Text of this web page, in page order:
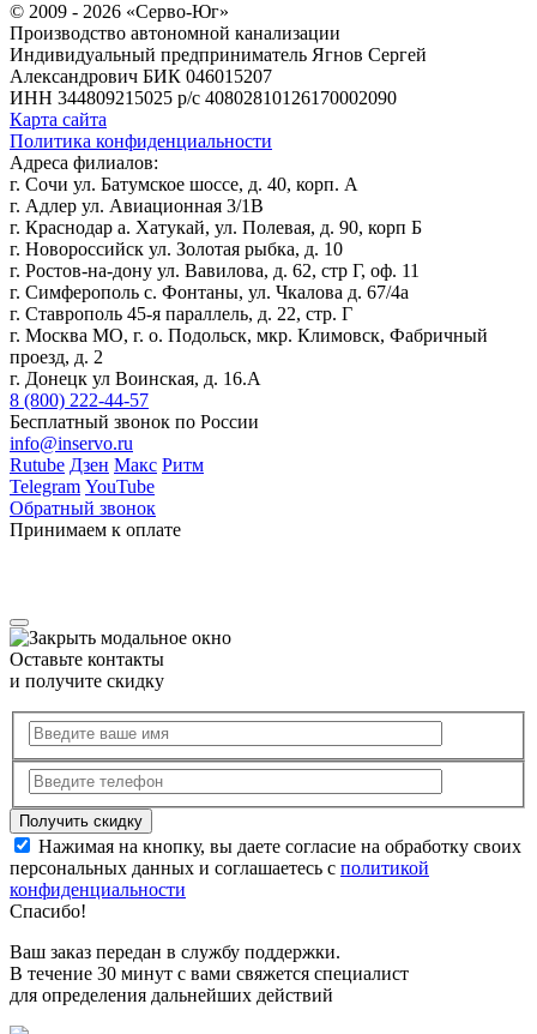
© 2009 - 2026 «Серво-Юг»
Производство автономной канализации
Индивидуальный предприниматель Ягнов Сергей
Александрович БИК 046015207
ИНН 344809215025 р/с 40802810126170002090
Карта сайта
Политика конфиденциальности
Адреса филиалов:
г. Сочи ул. Батумское шоссе, д. 40, корп. А
г. Адлер ул. Авиационная 3/1В
г. Краснодар а. Хатукай, ул. Полевая, д. 90, корп Б
г. Новороссийск ул. Золотая рыбка, д. 10
г. Ростов-на-дону ул. Вавилова, д. 62, стр Г, оф. 11
г. Симферополь с. Фонтаны, ул. Чкалова д. 67/4а
г. Ставрополь 45-я параллель, д. 22, стр. Г
г. Москва МО, г. о. Подольск, мкр. Климовск, Фабричный
проезд, д. 2
г. Донецк ул Воинская, д. 16.А
8 (800) 222-44-57
Бесплатный звонок по России
info@inservo.ru
Rutube Дзен Макс Ритм
Telegram YouTube
Обратный звонок
Принимаем к оплате
Оставьте контакты
и получите скидку
Нажимая на кнопку, вы даете согласие на обработку своих
персональных данных и соглашаетесь с политикой
конфиденциальности
Спасибо!
Ваш заказ передан в службу поддержки.
В течение 30 минут с вами свяжется специалист
для определения дальнейших действий